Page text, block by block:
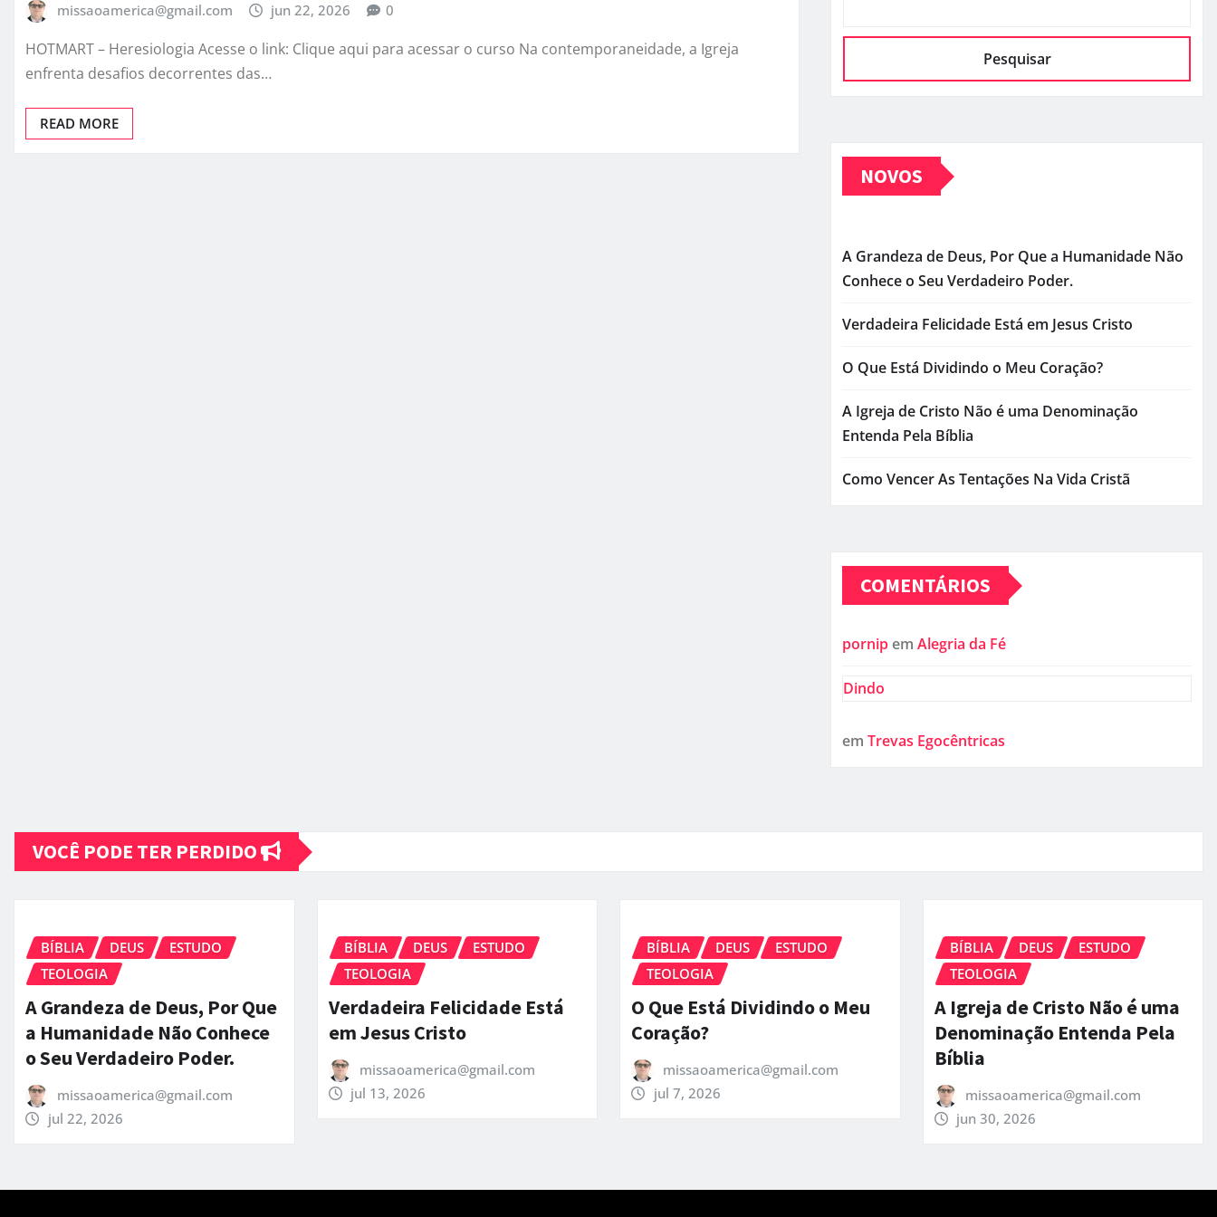
missaoamerica@gmail.com jun 22, 2026 0
HOTMART – Heresiologia Acesse o link: Clique aqui para acessar o curso Na contemporaneidade, a Igreja
enfrenta desafios decorrentes das…
READ MORE
Pesquisar
NOVOS
A Grandeza de Deus, Por Que a Humanidade Não
Conhece o Seu Verdadeiro Poder.
Verdadeira Felicidade Está em Jesus Cristo
O Que Está Dividindo o Meu Coração?
A Igreja de Cristo Não é uma Denominação
Entenda Pela Bíblia
Como Vencer As Tentações Na Vida Cristã
COMENTÁRIOS
pornip em Alegria da Fé
Dindo
em Trevas Egocêntricas
VOCÊ PODE TER PERDIDO
BÍBLIA DEUS
ESTUDO
TEOLOGIA
A Grandeza de Deus, Por Que
a Humanidade Não Conhece
o Seu Verdadeiro Poder.
missaoamerica@gmail.com
jul 22, 2026
BÍBLIA DEUS
ESTUDO
TEOLOGIA
Verdadeira Felicidade Está
em Jesus Cristo
missaoamerica@gmail.com
jul 13, 2026
BÍBLIA DEUS
ESTUDO
TEOLOGIA
O Que Está Dividindo o Meu
Coração?
missaoamerica@gmail.com
jul 7, 2026
BÍBLIA DEUS
ESTUDO
TEOLOGIA
A Igreja de Cristo Não é uma
Denominação Entenda Pela
Bíblia
missaoamerica@gmail.com
jun 30, 2026